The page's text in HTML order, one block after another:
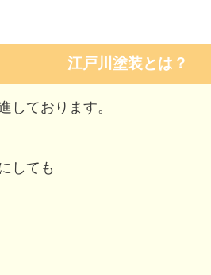
江戸川塗装とは？
しております。
しても